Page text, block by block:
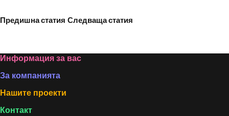
Предишна статия Следваща статия
Footer
Информация за вас
За компанията
Нашите проекти
Контакт